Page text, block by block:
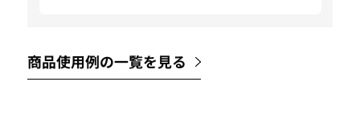
商品使用例の一覧を見る